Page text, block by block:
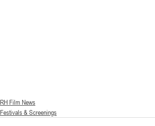
RH Film News
Festivals & Screenings